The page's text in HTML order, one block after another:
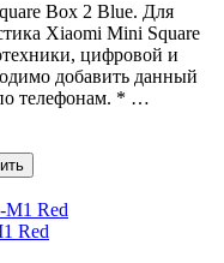
Box 2 Blue. Для
Xiaomi Mini Square
цифровой и
добавить данный
телефонам. * …
Red